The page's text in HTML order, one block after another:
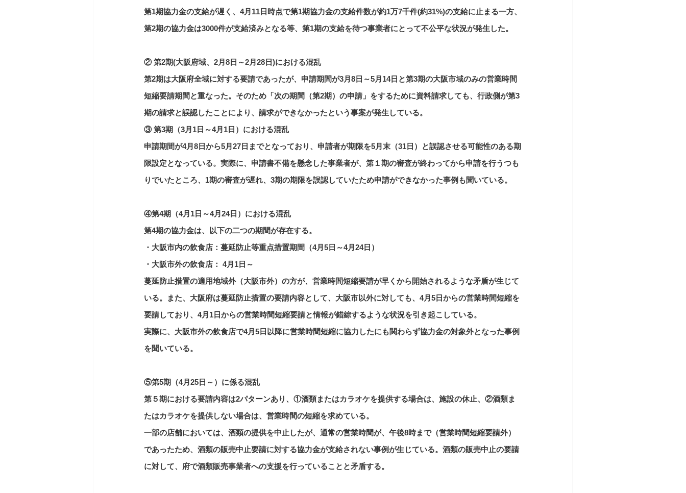
第1期協力金の支給が遅く、4月11日時点で第1期協力金の支給件数が約1万7千件(約31%)の支給に止まる一方、
第2期の協力金は3000件が支給済みとなる等、第1期の支給を待つ事業者にとって不公平な状況が発生した。
② 第2期(大阪府域、2月8日～2月28日)における混乱
第2期は大阪府全域に対する要請であったが、申請期間が3月8日～5月14日と第3期の大阪市域のみの営業時間
短縮要請期間と重なった。そのため「次の期間（第2期）の申請」をするために資料請求しても、行政側が第3
期の請求と誤認したことにより、請求ができなかったという事案が発生している。
③ 第3期（3月1日～4月1日）における混乱
申請期間が4月8日から5月27日までとなっており、申請者が期限を5月末（31日）と誤認させる可能性のある期
限設定となっている。実際に、申請書不備を懸念した事業者が、第１期の審査が終わってから申請を行うつも
りでいたところ、1期の審査が遅れ、3期の期限を誤認していたため申請ができなかった事例も聞いている。
④第4期（4月1日～4月24日）における混乱
第4期の協力金は、以下の二つの期間が存在する。
・大阪市内の飲食店：蔓延防止等重点措置期間（4月5日～4月24日）
・大阪市外の飲食店： 4月1日～
蔓延防止措置の適用地域外（大阪市外）の方が、営業時間短縮要請が早くから開始されるような矛盾が生じて
いる。また、大阪府は蔓延防止措置の要請内容として、大阪市以外に対しても、4月5日からの営業時間短縮を
要請しており、4月1日からの営業時間短縮要請と情報が錯綜するような状況を引き起こしている。
実際に、大阪市外の飲食店で4月5日以降に営業時間短縮に協力したにも関わらず協力金の対象外となった事例
を聞いている。
⑤第5期（4月25日～）に係る混乱
第５期における要請内容は2パターンあり、①酒類またはカラオケを提供する場合は、施設の休止、②酒類ま
たはカラオケを提供しない場合は、営業時間の短縮を求めている。
一部の店舗においては、酒類の提供を中止したが、通常の営業時間が、午後8時まで（営業時間短縮要請外）
であったため、酒類の販売中止要請に対する協力金が支給されない事例が生じている。酒類の販売中止の要請
に対して、府で酒類販売事業者への支援を行っていることと矛盾する。